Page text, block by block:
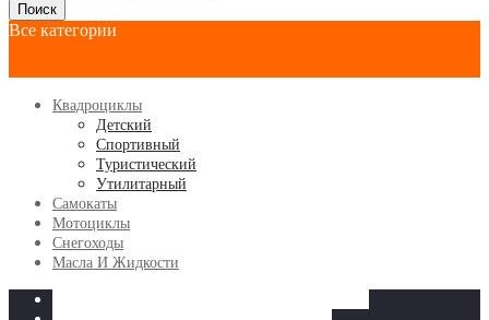
Поиск
Все категории
Квадроциклы
Детский
Спортивный
Туристический
Утилитарный
Самокаты
Мотоциклы
Снегоходы
Масла И Жидкости